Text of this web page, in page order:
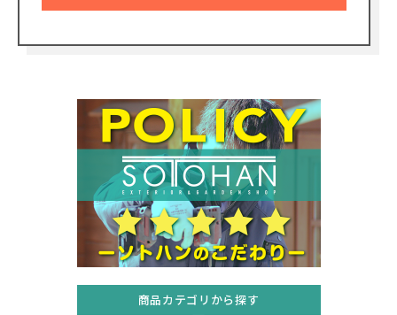
商品カテゴリから探す